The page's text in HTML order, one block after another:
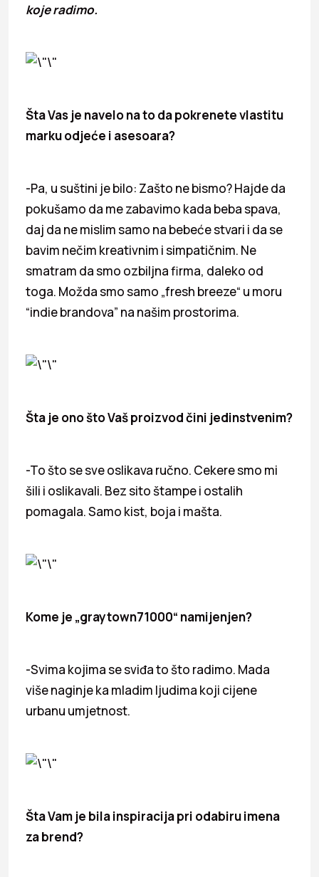
koje radimo.
Šta Vas je navelo na to da pokrenete vlastitu
marku odjeće i asesoara?
-Pa, u suštini je bilo: Zašto ne bismo? Hajde da
pokušamo da me zabavimo kada beba spava,
daj da ne mislim samo na bebeće stvari i da se
bavim nečim kreativnim i simpatičnim. Ne
smatram da smo ozbiljna firma, daleko od
toga. Možda smo samo „fresh breeze“ u moru
“indie brandova” na našim prostorima.
Šta je ono što Vaš proizvod čini jedinstvenim?
-To što se sve oslikava ručno. Cekere smo mi
šili i oslikavali. Bez sito štampe i ostalih
pomagala. Samo kist, boja i mašta.
Kome je „graytown71000“ namijenjen?
-Svima kojima se sviđa to što radimo. Mada
više naginje ka mladim ljudima koji cijene
urbanu umjetnost.
Šta Vam je bila inspiracija pri odabiru imena
za brend?